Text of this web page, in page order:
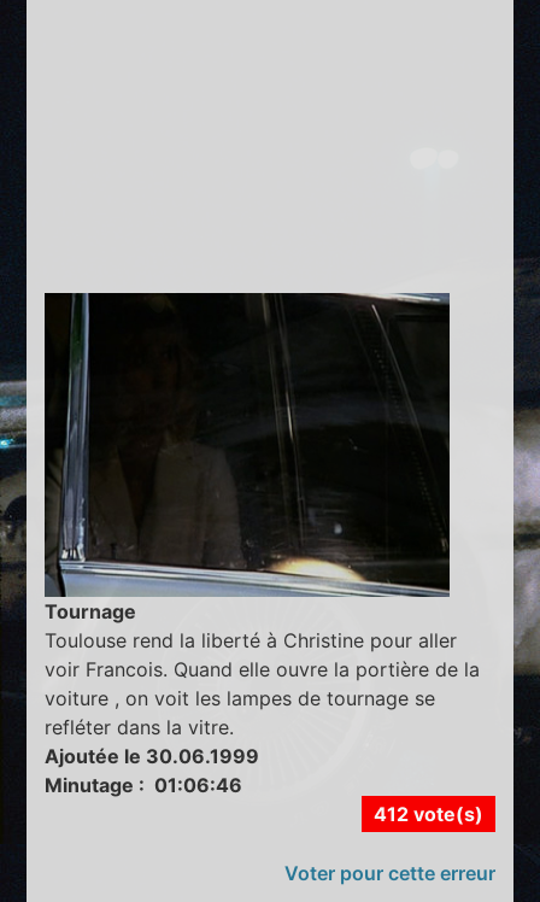
Tournage
Toulouse rend la liberté à Christine pour aller
voir Francois. Quand elle ouvre la portière de la
voiture , on voit les lampes de tournage se
refléter dans la vitre.
Ajoutée le 30.06.1999
Minutage : 01:06:46
412 vote(s)
Voter pour cette erreur